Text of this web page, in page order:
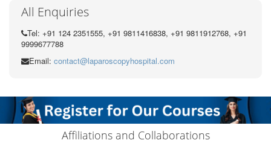
All Enquiries
Tel: +91 124 2351555, +91 9811416838, +91 9811912768, +91
9999677788
Email: contact@laparoscopyhospital.com
Affiliations and Collaborations